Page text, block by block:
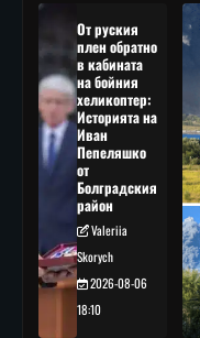
От руския
плен обратно
в кабината
на бойния
хеликоптер:
Историята на
Иван
Пепеляшко
от
Болградския
район
Valeriia
Skorych
2026-08-06
18:10